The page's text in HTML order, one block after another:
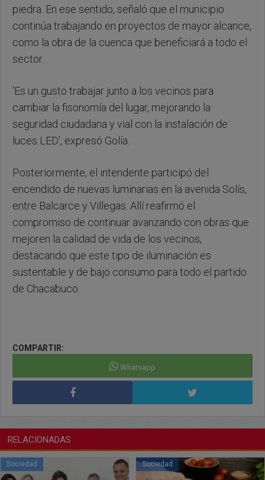
piedra. En ese sentido, señaló que el municipio
continúa trabajando en proyectos de mayor alcance,
como la obra de la cuenca que beneficiará a todo el
sector.
'Es un gusto trabajar junto a los vecinos para
cambiar la fisonomía del lugar, mejorando la
seguridad ciudadana y vial con la instalación de
luces LED', expresó Golía.
Posteriormente, el intendente participó del
encendido de nuevas luminarias en la avenida Solís,
entre Balcarce y Villegas. Allí reafirmó el
compromiso de continuar avanzando con obras que
mejoren la calidad de vida de los vecinos,
destacando que este tipo de iluminación es
sustentable y de bajo consumo para todo el partido
de Chacabuco.
COMPARTIR:
Whatsapp
RELACIONADAS
Sociedad Sociedad